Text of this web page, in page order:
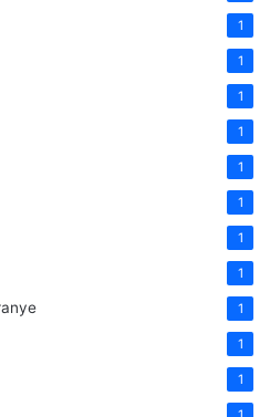
1
1
1
1
1
1
1
1
1
1
1